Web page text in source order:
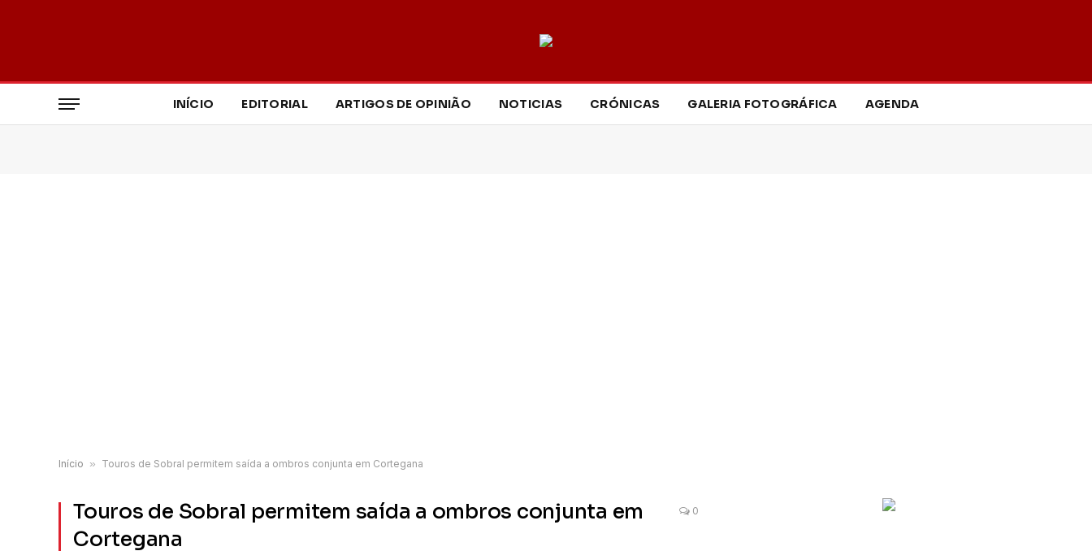
INÍCIO EDITORIAL ARTIGOS DE OPINIÃO NOTICIAS CRÓNICAS GALERIA FOTOGRÁFICA AGENDA
Início » Touros de Sobral permitem saída a ombros conjunta em Cortegana
Touros de Sobral permitem saída a ombros conjunta em
Cortegana
0